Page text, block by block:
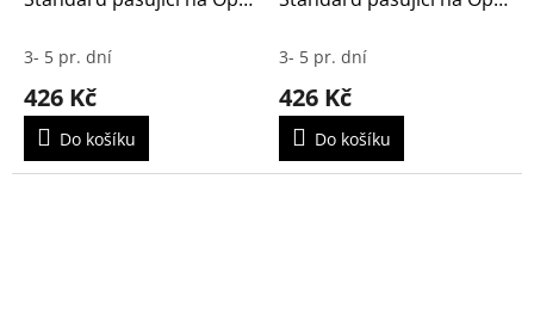
3- 5 pr. dní
426 Kč
Do košíku
3- 5 pr. dní
426 Kč
Do košíku